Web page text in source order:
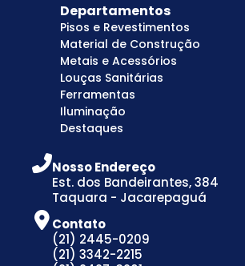
Departamentos
Pisos e Revestimentos
Material de Construção
Metais e Acessórios
Louças Sanitárias
Ferramentas
Iluminação
Destaques
Nosso Endereço
Est. dos Bandeirantes, 384
Taquara - Jacarepaguá
Contato
(21) 2445-0209
(21) 3342-2215